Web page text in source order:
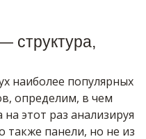
структура,
наиболее популярных
определим, в чем
этот раз анализируя
панели, но не из